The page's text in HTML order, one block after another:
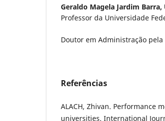
Geraldo Magela Jardim Barra,
Professor da Universidade
Doutor em Administração
Referências
ALACH, Zhivan. Performance
universities. International